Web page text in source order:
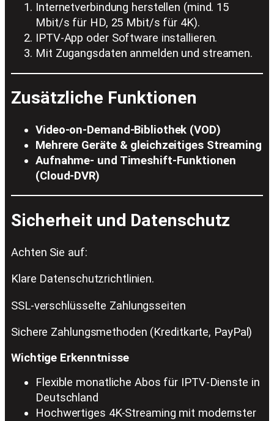
Internetverbindung herstellen (mind. 15
Mbit/s für HD, 25 Mbit/s für 4K).
IPTV-App oder Software installieren.
Mit Zugangsdaten anmelden und streamen.
Zusätzliche Funktionen
Video-on-Demand-Bibliothek (VOD)
Mehrere Geräte & gleichzeitiges Streaming
Aufnahme- und Timeshift-Funktionen
(Cloud-DVR)
Sicherheit und Datenschutz
Achten Sie auf:
Klare Datenschutzrichtlinien.
SSL-verschlüsselte Zahlungsseiten
Sichere Zahlungsmethoden (Kreditkarte, PayPal)
Wichtige Erkenntnisse
Flexible monatliche Abos für IPTV-Dienste in
Deutschland
Hochwertiges 4K-Streaming mit modernster